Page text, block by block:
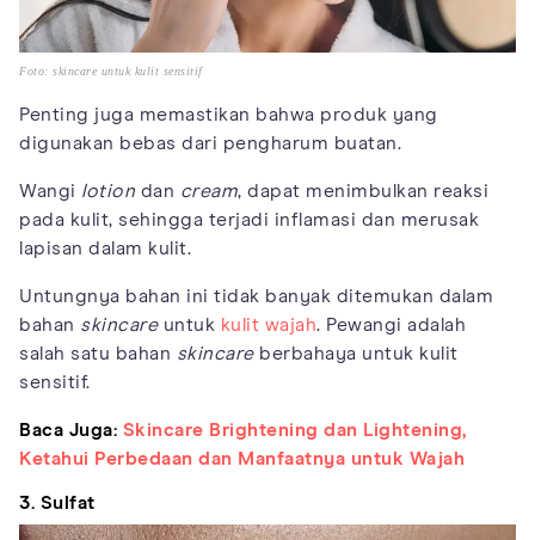
Foto: skincare untuk kulit sensitif
Penting juga memastikan bahwa produk yang
digunakan bebas dari pengharum buatan.
Wangi lotion dan cream, dapat menimbulkan reaksi
pada kulit, sehingga terjadi inflamasi dan merusak
lapisan dalam kulit.
Untungnya bahan ini tidak banyak ditemukan dalam
bahan skincareuntuk kulit wajah. Pewangi adalah
salah satu bahan skincareberbahaya untuk kulit
sensitif.
Baca Juga: Skincare Brightening dan Lightening,
Ketahui Perbedaan dan Manfaatnya untuk Wajah
3. Sulfat